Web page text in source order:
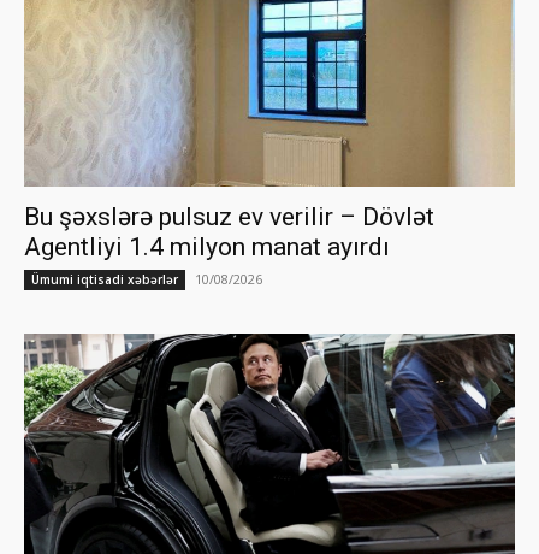
Bu şəxslərə pulsuz ev verilir – Dövlət
Agentliyi 1.4 milyon manat ayırdı
Ümumi iqtisadi xəbərlər 10/08/2026